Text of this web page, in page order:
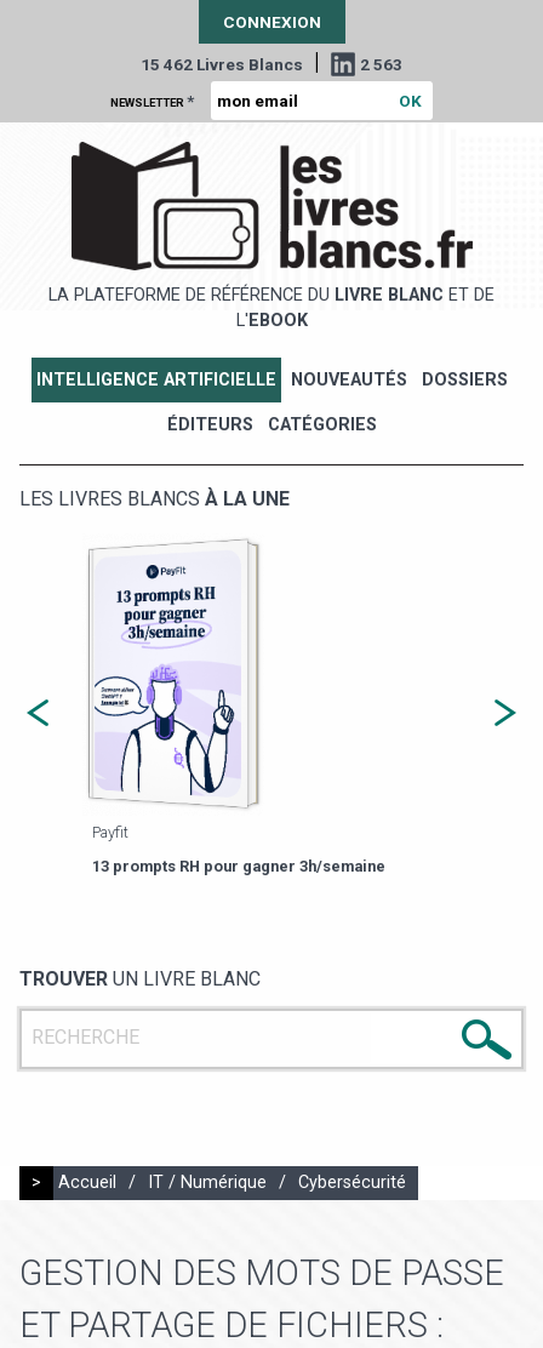
CONNEXION
15 462 Livres Blancs | 2 563
NEWSLETTER *
LA PLATEFORME DE RÉFÉRENCE DU LIVRE BLANC ET DE
L' EBOOK
INTELLIGENCE ARTIFICIELLE NOUVEAUTÉS DOSSIERS
ÉDITEURS CATÉGORIES
LES LIVRES BLANCS À LA UNE
Payfit
13 prompts RH pour gagner 3h/semaine
TROUVER UN LIVRE BLANC
> Accueil / IT / Numérique / Cybersécurité
GESTION DES MOTS DE PASSE
ET PARTAGE DE FICHIERS :